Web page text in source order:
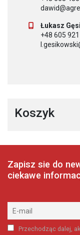
Łukasz
+48 605
Koszyk
Zapisz sie do
ciekawe
Przechodząc dalej,